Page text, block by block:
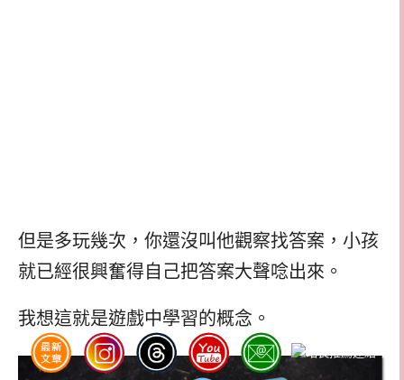
但是多玩幾次，你還沒叫他觀察找答案，小孩
就已經很興奮得自己把答案大聲唸出來。
我想這就是遊戲中學習的概念。